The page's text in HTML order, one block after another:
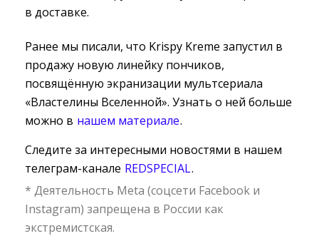
в доставке.
Ранее мы писали, что Krispy Kreme запустил в
продажу новую линейку пончиков,
посвящённую экранизации мультсериала
«Властелины Вселенной». Узнать о ней больше
можно в нашем материале.
Следите за интересными новостями в нашем
телеграм-канале REDSPECIAL.
* Деятельность Meta (соцсети Facebook и
Instagram) запрещена в России как
экстремистская.